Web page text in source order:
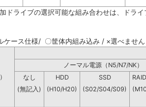
ドライブの選択可能な組み合わせは、ドラ
ケース仕様/ 〇筐体内組み込み / ×選べません
ノーマル電源（N5/
なし HDD SSD
(無記入)
(H10/H20) (S02/S04/S09)